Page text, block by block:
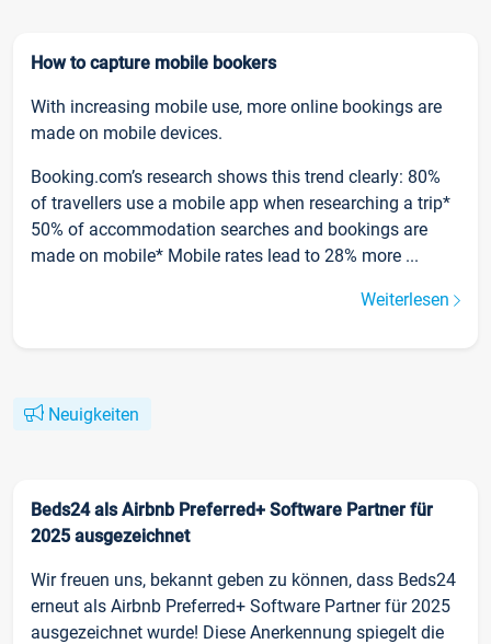
How to capture mobile bookers
With increasing mobile use, more online bookings are
made on mobile devices.
Booking.com’s research shows this trend clearly: 80%
of travellers use a mobile app when researching a trip*
50% of accommodation searches and bookings are
made on mobile* Mobile rates lead to 28% more ...
Weiterlesen
Neuigkeiten
Beds24 als Airbnb Preferred+ Software Partner für
2025 ausgezeichnet
Wir freuen uns, bekannt geben zu können, dass Beds24
erneut als Airbnb Preferred+ Software Partner für 2025
ausgezeichnet wurde! Diese Anerkennung spiegelt die